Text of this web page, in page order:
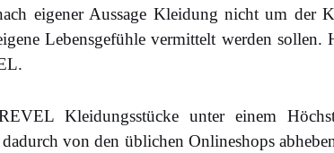
eigener Aussage Kleidung nicht um der
Lebensgefühle vermittelt werden sollen.
Kleidungsstücke unter einem
von den üblichen Onlineshops